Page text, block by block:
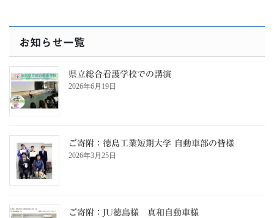
お知らせ一覧
県立総合看護学校での講演
2026年6月19日
ご寄附：徳島工業短期大学 自動車部の皆様
2026年3月25日
ご寄附：JU徳島様 真和自動車様